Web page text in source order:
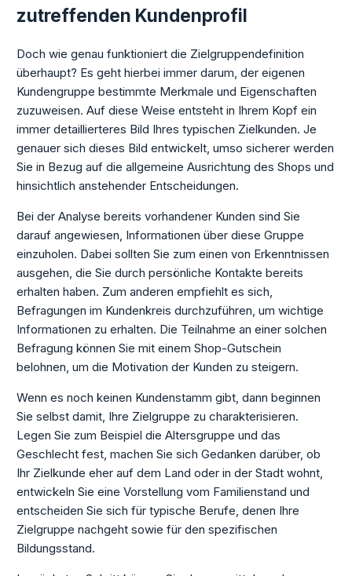
zutreffenden Kundenprofil
Doch wie genau funktioniert die Zielgruppendefinition
überhaupt? Es geht hierbei immer darum, der eigenen
Kundengruppe bestimmte Merkmale und Eigenschaften
zuzuweisen. Auf diese Weise entsteht in Ihrem Kopf ein
immer detaillierteres Bild Ihres typischen Zielkunden. Je
genauer sich dieses Bild entwickelt, umso sicherer werden
Sie in Bezug auf die allgemeine Ausrichtung des Shops und
hinsichtlich anstehender Entscheidungen.
Bei der Analyse bereits vorhandener Kunden sind Sie
darauf angewiesen, Informationen über diese Gruppe
einzuholen. Dabei sollten Sie zum einen von Erkenntnissen
ausgehen, die Sie durch persönliche Kontakte bereits
erhalten haben. Zum anderen empfiehlt es sich,
Befragungen im Kundenkreis durchzuführen, um wichtige
Informationen zu erhalten. Die Teilnahme an einer solchen
Befragung können Sie mit einem Shop-Gutschein
belohnen, um die Motivation der Kunden zu steigern.
Wenn es noch keinen Kundenstamm gibt, dann beginnen
Sie selbst damit, Ihre Zielgruppe zu charakterisieren.
Legen Sie zum Beispiel die Altersgruppe und das
Geschlecht fest, machen Sie sich Gedanken darüber, ob
Ihr Zielkunde eher auf dem Land oder in der Stadt wohnt,
entwickeln Sie eine Vorstellung vom Familienstand und
entscheiden Sie sich für typische Berufe, denen Ihre
Zielgruppe nachgeht sowie für den spezifischen
Bildungsstand.